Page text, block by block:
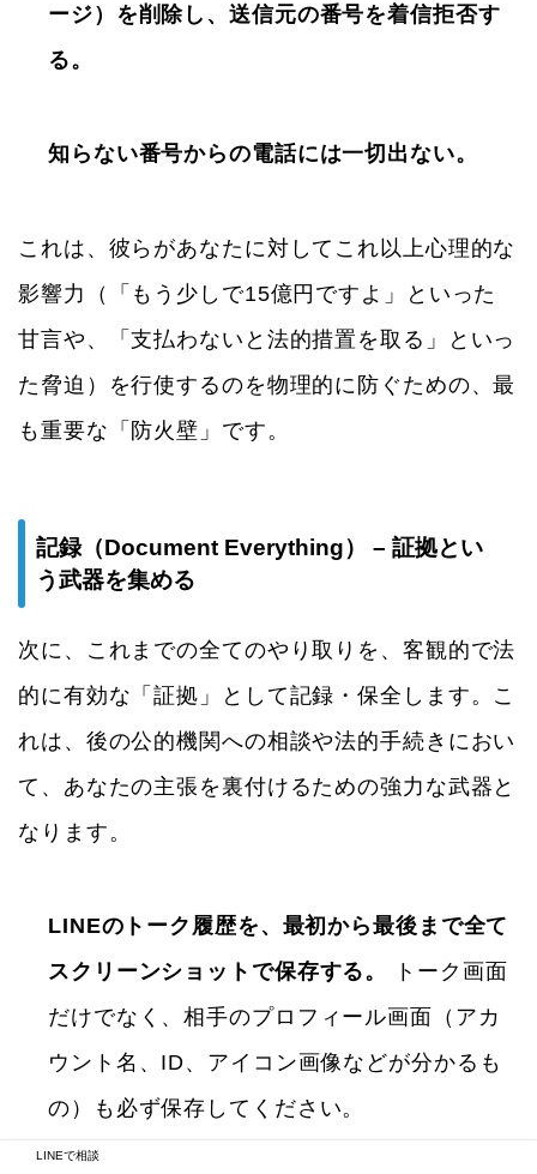
ージ）を削除し、送信元の番号を着信拒否す
る。
知らない番号からの電話には一切出ない。
これは、彼らがあなたに対してこれ以上心理的な
影響力（「もう少しで15億円ですよ」といった
甘言や、「支払わないと法的措置を取る」といっ
た脅迫）を行使するのを物理的に防ぐための、最
も重要な「防火壁」です。
記録（Document Everything） – 証拠とい
う武器を集める
次に、これまでの全てのやり取りを、客観的で法
的に有効な「証拠」として記録・保全します。こ
れは、後の公的機関への相談や法的手続きにおい
て、あなたの主張を裏付けるための強力な武器と
なります。
LINEのトーク履歴を、最初から最後まで全て
スクリーンショットで保存する。
トーク画面
だけでなく、相手のプロフィール画面（アカ
ウント名、ID、アイコン画像などが分かるも
の）も必ず保存してください。
LINEで相談